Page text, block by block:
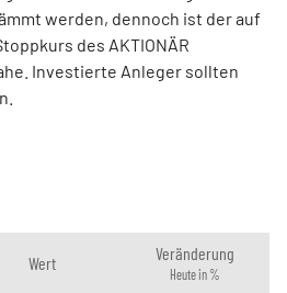
werden, dennoch ist der auf
des AKTIONÄR
Investierte Anleger sollten
Wert Veränderung
Heute in %